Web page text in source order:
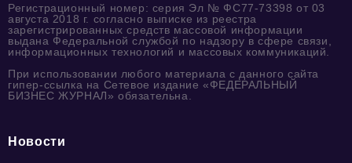
Регистрационный номер: серия Эл № ФС77-73398 от 03
августа 2018 г. согласно выписке из реестра
зарегистрированных средств массовой информации
выдана Федеральной службой по надзору в сфере связи,
информационных технологий и массовых коммуникаций.
При использовании любого материала с данного сайта
гипер-ссылка на Сетевое издание «ФЕДЕРАЛЬНЫЙ
БИЗНЕС ЖУРНАЛ» обязательна.
Новости